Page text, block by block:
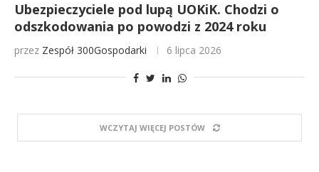
Ubezpieczyciele pod lupą UOKiK. Chodzi o
odszkodowania po powodzi z 2024 roku
przez Zespół 300Gospodarki 6 lipca 2026
WCZYTAJ WIĘCEJ POSTÓW